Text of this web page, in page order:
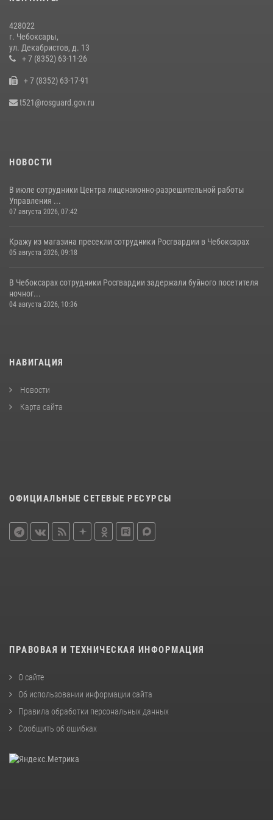
27 июля 2026, 05:05
В преддверии сезона охоты Управление Росгвардии по Чувашской
Республике напоминает о правилах обращения с оружием
16 июля 2026, 12:46
Офицер СОБР «Искра» завоевал серебряную медаль на чемпионате
428022
г. Чебоксары,
ул. Декабристов, д. 13
+ 7 (8352) 63-11-26
+ 7 (8352) 63-17-91
t521@rosguard.gov.ru
НОВОСТИ
В июле сотрудники Центра лицензионно-разрешительной работы
Управления ...
07 августа 2026, 07:42
Кражу из магазина пресекли сотрудники Росгвардии в Чебоксарах
05 августа 2026, 09:18
В Чебоксарах сотрудники Росгвардии задержали буйного посетителя
ночног...
04 августа 2026, 10:36
НАВИГАЦИЯ
Новости
Карта сайта
ОФИЦИАЛЬНЫЕ СЕТЕВЫЕ РЕСУРСЫ
ПРАВОВАЯ И ТЕХНИЧЕСКАЯ ИНФОРМАЦИЯ
О сайте
Об использовании информации сайта
Правила обработки персональных данных
Сообщить об ошибках